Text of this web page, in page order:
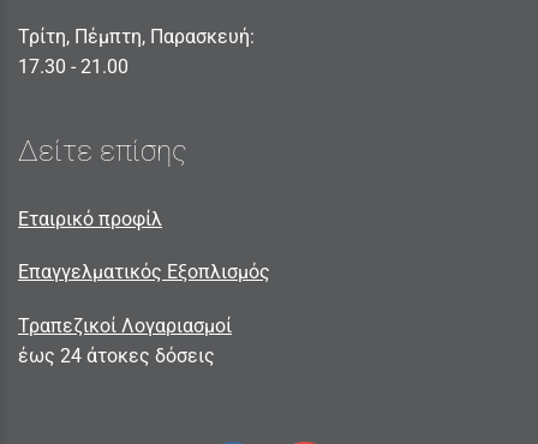
Τρίτη, Πέμπτη, Παρασκευή:
17.30 - 21.00
Δείτε επίσης
Εταιρικό προφίλ
Επαγγελματικός Εξοπλισμός
Τραπεζικοί Λογαριασμοί
έως 24 άτοκες δόσεις